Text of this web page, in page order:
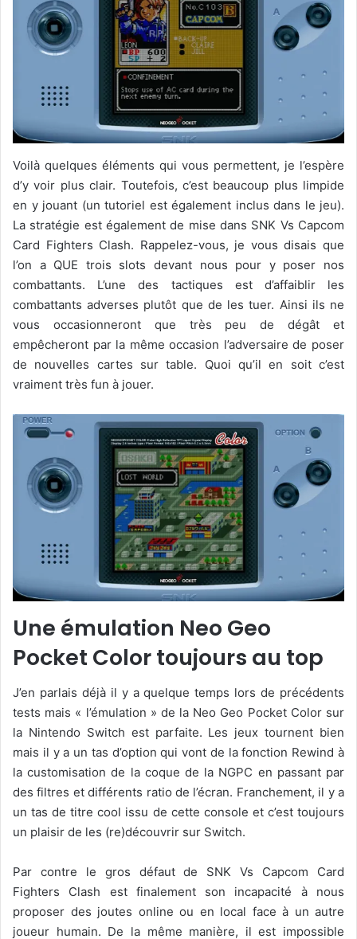
Voilà quelques éléments qui vous permettent, je l’espère
d’y voir plus clair. Toutefois, c’est beaucoup plus limpide
en y jouant (un tutoriel est également inclus dans le jeu).
La stratégie est également de mise dans SNK Vs Capcom
Card Fighters Clash. Rappelez-vous, je vous disais que
l’on a QUE trois slots devant nous pour y poser nos
combattants. L’une des tactiques est d’affaiblir les
combattants adverses plutôt que de les tuer. Ainsi ils ne
vous occasionneront que très peu de dégât et
empêcheront par la même occasion l’adversaire de poser
de nouvelles cartes sur table. Quoi qu’il en soit c’est
vraiment très fun à jouer.
Une émulation Neo Geo
Pocket Color toujours au top
J’en parlais déjà il y a quelque temps lors de précédents
tests mais « l’émulation » de la Neo Geo Pocket Color sur
la Nintendo Switch est parfaite. Les jeux tournent bien
mais il y a un tas d’option qui vont de la fonction Rewind à
la customisation de la coque de la NGPC en passant par
des filtres et différents ratio de l’écran. Franchement, il y a
un tas de titre cool issu de cette console et c’est toujours
un plaisir de les (re)découvrir sur Switch.
Par contre le gros défaut de SNK Vs Capcom Card
Fighters Clash est finalement son incapacité à nous
proposer des joutes online ou en local face à un autre
joueur humain. De la même manière, il est impossible